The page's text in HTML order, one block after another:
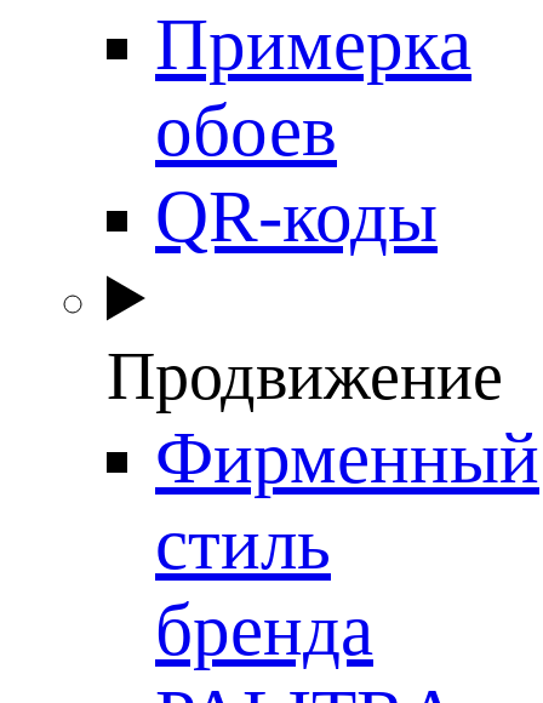
Примерка
обоев
QR-коды
Продвижение
Фирменный
стиль
бренда